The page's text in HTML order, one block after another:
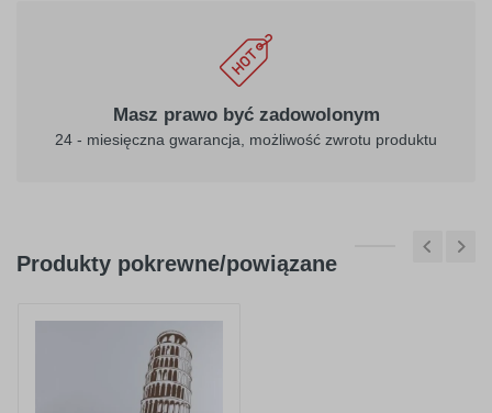
Masz prawo być zadowolonym
24 - miesięczna gwarancja, możliwość zwrotu produktu
Produkty pokrewne/powiązane